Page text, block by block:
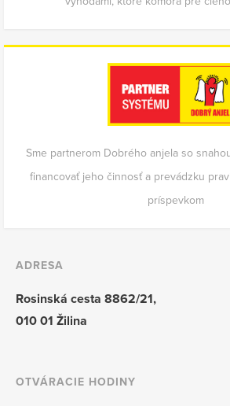
Sme partnerom Dobrého anjela so
financovať jeho činnosť a prevádzku
príspevkom
ADRESA
Rosinská cesta 8862/21,
010 01 Žilina
OTVÁRACIE HODINY